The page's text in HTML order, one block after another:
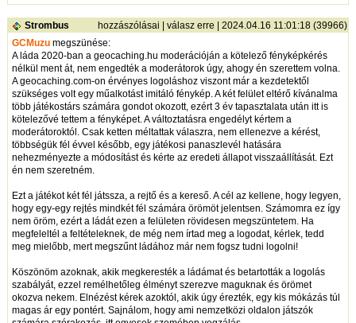
Strombus hozzászólásai válasz erre | 2024.04.16 11:01:18 (39966)
GCMuzumegszünése:
A láda 2020-ban a geocaching.hu moderációján a kötelező fényképkérés
nélkül ment át, nem engedték a moderátorok úgy, ahogy én szerettem volna.
A geocaching.com-on érvényes logoláshoz viszont már a kezdetektől
szükséges volt egy műalkotást imitáló fénykép. A két felület eltérő kívánalma
több játékostárs számára gondot okozott, ezért 3 év tapasztalata után itt is
kötelezővé tettem a fényképet. A változtatásra engedélyt kértem a
moderátoroktól. Csak ketten méltattak válaszra, nem ellenezve a kérést,
többségük fél évvel később, egy játékosi panaszlevél hatására
nehezményezte a módosítást és kérte az eredeti állapot visszaállítását. Ezt
én nem szeretném.
Ezt a játékot két fél játssza, a rejtő és a kereső. A cél az kellene, hogy legyen,
hogy egy-egy rejtés mindkét fél számára örömöt jelentsen. Számomra ez így
nem öröm, ezért a ládát ezen a felületen rövidesen megszüntetem. Ha
megfeleltél a feltételeknek, de még nem írtad meg a logodat, kérlek, tedd
meg mielőbb, mert megszűnt ládához már nem fogsz tudni logolni!
Köszönöm azoknak, akik megkeresték a ládámat és betartották a logolás
szabályát, ezzel remélhetőleg élményt szerezve maguknak és örömet
okozva nekem. Elnézést kérek azoktól, akik úgy érezték, egy kis mókázás túl
magas ár egy pontért. Sajnálom, hogy ami nemzetközi oldalon játszók